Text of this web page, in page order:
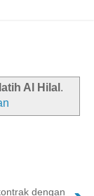
Al Hilal .
dengan